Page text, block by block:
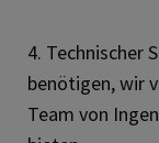
4. Technischer
benötigen, wir
Team von